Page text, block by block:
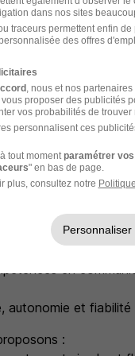
école d'Ingénieur ou
minimum en
des transports ou
techniques
de bureautique et
en équipe et en
en
autonomie et
:
dans nos sites
traceurs permettent enfin
des offres
, nous et nos partenaires
proposer des publicités
vos probabilités de
personnalisent ces
tout moment paramétrer
" en bas de page.
plus, consultez notre